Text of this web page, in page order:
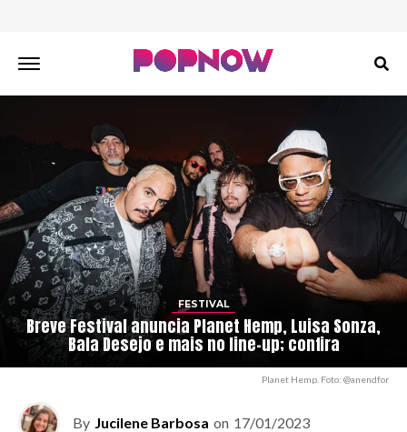
FESTIVAL
Breve Festival anuncia Planet Hemp, Luisa Sonza,
Bala Desejo e mais no line-up; confira
Planet Hemp. Foto: @anendfor
By Jucilene Barbosa on 17/01/2023